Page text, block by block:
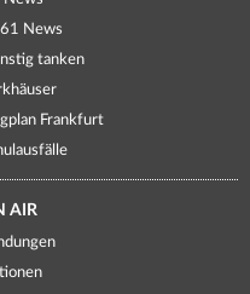
News
tanken
Frankfurt
AIR